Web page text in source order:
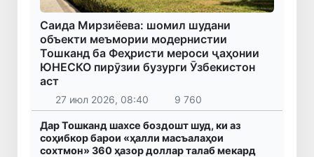
Саида Мирзиёева: шомил шудани
объекти меъмории модернистии
Тошканд ба Феҳристи мероси ҷаҳонии
ЮНЕСКО пирӯзии бузурги Ӯзбекистон
аст
27 июл 2026, 08:40 9 760
Дар Тошканд шахсе боздошт шуд, ки аз
соҳибкор барои «ҳалли масъалаҳои
сохтмон» 360 ҳазор доллар талаб мекард